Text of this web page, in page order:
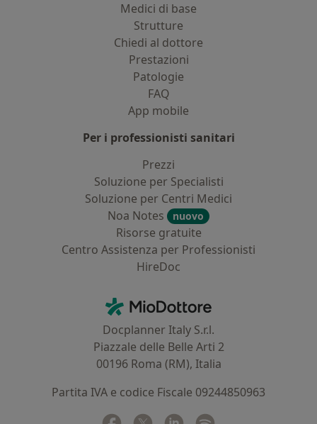
Medici di base
Strutture
Chiedi al dottore
Prestazioni
Patologie
FAQ
App mobile
Per i professionisti sanitari
Prezzi
Soluzione per Specialisti
Soluzione per Centri Medici
Noa Notes
nuovo
Risorse gratuite
Centro Assistenza per Professionisti
HireDoc
MioDottore - Homepage
Docplanner Italy S.r.l.
Piazzale delle Belle Arti 2
00196 Roma (RM), Italia
Partita IVA e codice Fiscale 09244850963
Facebook
si apre in una nuova scheda
Twitter
si apre in una nuova scheda
Linkedin
si apre in una nuova